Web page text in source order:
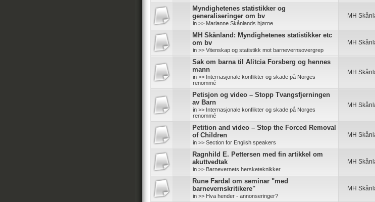
Myndighetenes statistikker og
generaliseringer om bv
in >> Marianne Skånlands hjørne
MH
MH Skånland: Myndighetenes statistikker etc
om bv
in >> Vitenskap og statistikk mot barnevernsovergrep
MH
Sak om barna til Alitcia Forsberg og hennes
mann
in >> Internasjonale konflikter og skade på Norges
renommé
MH
Petisjon og video – Stopp Tvangsfjerningen
av Barn
in >> Internasjonale konflikter og skade på Norges
renommé
MH
Petition and video – Stop the Forced Removal
of Children
in >> Section for English speakers
MH
Ragnhild E. Pettersen med fin artikkel om
akuttvedtak
in >> Barnevernets hersketeknikker
MH
Rune Fardal om seminar "med
barnevernskritikere"
in >> Hva hender - annonseringer?
MH